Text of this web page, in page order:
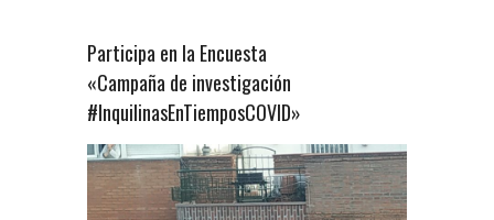
Participa en la Encuesta
«Campaña de investigación
#InquilinasEnTiemposCOVID»